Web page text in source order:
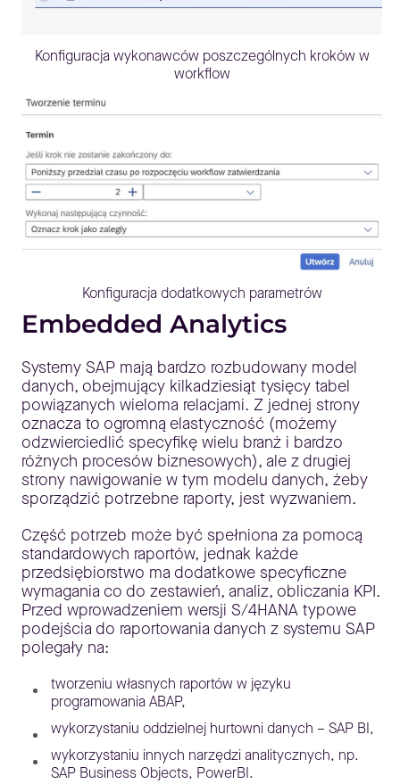
Konfiguracja wykonawców poszczególnych kroków w
workflow
Konfiguracja dodatkowych parametrów
Embedded Analytics
Systemy SAP mają bardzo rozbudowany model
danych, obejmujący kilkadziesiąt tysięcy tabel
powiązanych wieloma relacjami. Z jednej strony
oznacza to ogromną elastyczność (możemy
odzwierciedlić specyfikę wielu branż i bardzo
różnych procesów biznesowych), ale z drugiej
strony nawigowanie w tym modelu danych, żeby
sporządzić potrzebne raporty, jest wyzwaniem.
Część potrzeb może być spełniona za pomocą
standardowych raportów, jednak każde
przedsiębiorstwo ma dodatkowe specyficzne
wymagania co do zestawień, analiz, obliczania KPI.
Przed wprowadzeniem wersji S/4HANA typowe
podejścia do raportowania danych z systemu SAP
polegały na:
tworzeniu własnych raportów w języku
programowania ABAP,
wykorzystaniu oddzielnej hurtowni danych – SAP BI,
wykorzystaniu innych narzędzi analitycznych, np.
SAP Business Objects, PowerBI.